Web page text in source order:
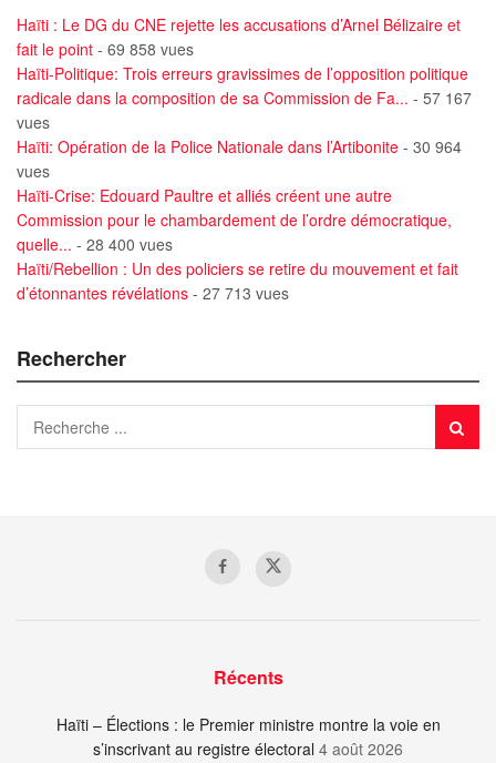
Haïti : Le DG du CNE rejette les accusations d’Arnel Bélizaire et
fait le point - 69 858 vues
Haïti-Politique: Trois erreurs gravissimes de l’opposition politique
radicale dans la composition de sa Commission de Fa... - 57 167
vues
Haïti: Opération de la Police Nationale dans l’Artibonite - 30 964
vues
Haïti-Crise: Edouard Paultre et alliés créent une autre
Commission pour le chambardement de l’ordre démocratique,
quelle... - 28 400 vues
Haïti/Rebellion : Un des policiers se retire du mouvement et fait
d’étonnantes révélations - 27 713 vues
Rechercher
Récents
Haïti – Élections : le Premier ministre montre la voie en
s’inscrivant au registre électoral 4 août 2026